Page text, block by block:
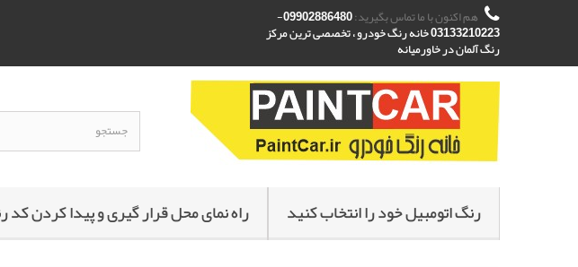
هم اکنون با ما تماس بگیرید: 09902886480-
03133210223 خانه رنگ خودرو ، تخصصی ترین مرکز
رنگ آلمان در خاورمیانه
رنگ اتومبیل خود را انتخاب کنید راه نمای محل قرار گیری و پیدا کردن کد